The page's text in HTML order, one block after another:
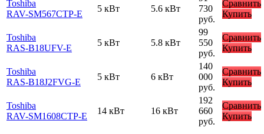
Toshiba
RAV-SM567СTP-E
5 кВт 5.6 кВт
730
руб.
Сравнить
Купить
Toshiba
RAS-B18UFV-E
5 кВт 5.8 кВт
99
550
руб.
Сравнить
Купить
Toshiba
RAS-B18J2FVG-E
5 кВт 6 кВт
140
000
руб.
Сравнить
Купить
Toshiba
RAV-SM1608CTP-E
14 кВт 16 кВт
192
660
руб.
Сравнить
Купить